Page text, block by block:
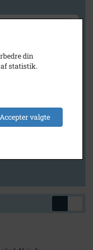
din
statistik.
Accepter valgte